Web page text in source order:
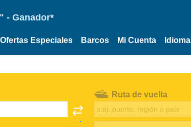
- Ganador*
Ofertas Especiales Barcos Mi Cuenta Idioma
Ruta de vuelta